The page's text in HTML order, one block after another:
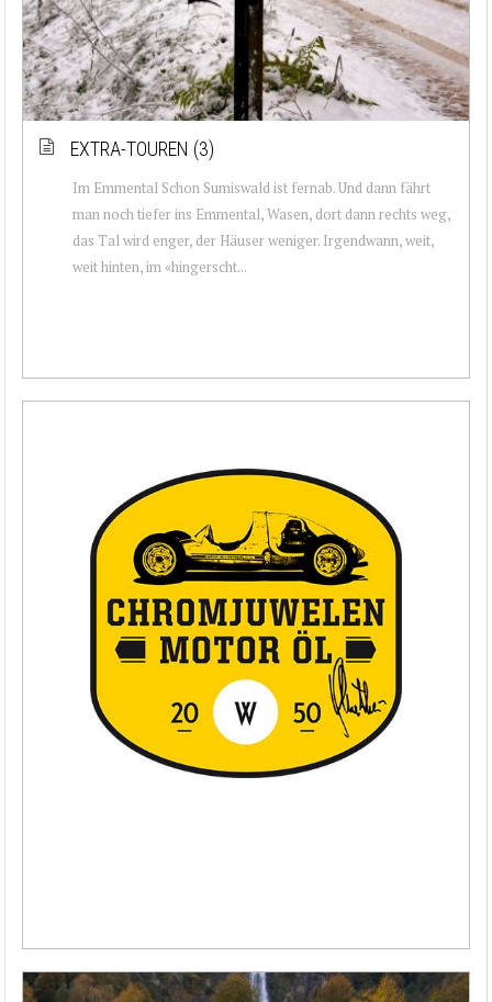
EXTRA-TOUREN (3)
Im Emmental Schon Sumiswald ist fernab. Und dann fährt
man noch tiefer ins Emmental, Wasen, dort dann rechts weg,
das Tal wird enger, der Häuser weniger. Irgendwann, weit,
weit hinten, im «hingerscht...